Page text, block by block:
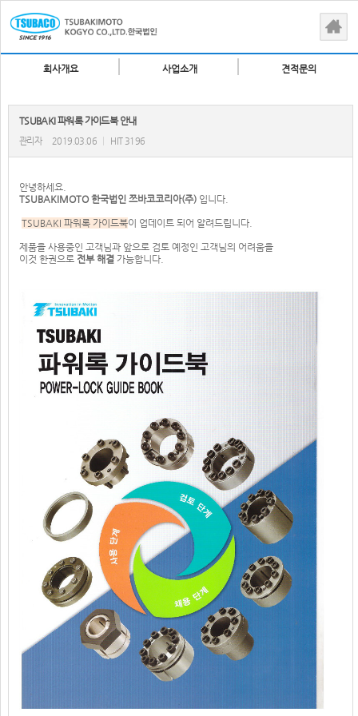
회사개요 사업소개 견적문의
TSUBAKI 파워록 가이드북 안내
관리자 2019.03.06 HIT 3196
안녕하세요.
TSUBAKIMOTO 한국법인 쯔바코코리아(주)입니다.
TSUBAKI 파워록 가이드북이 업데이트 되어 알려드립니다.
제품을 사용중인 고객님과 앞으로 검토 예정인 고객님의 어려움을
이것 한권으로전부 해결 가능합니다.